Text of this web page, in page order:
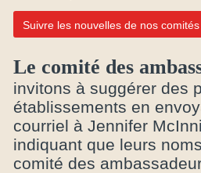
Suivre les nouvelles de nos comités
Le comité des
invitons à suggérer des
établissements en
courriel à Jennifer
indiquant que leurs
comité des